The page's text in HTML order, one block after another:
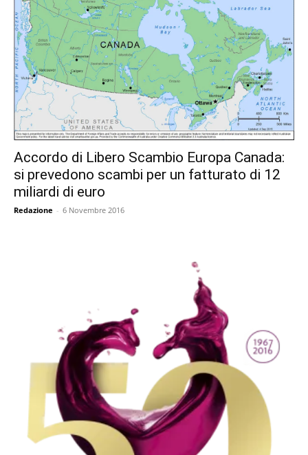
Accordo di Libero Scambio Europa Canada:
si prevedono scambi per un fatturato di 12
miliardi di euro
Redazione - 6 Novembre 2016